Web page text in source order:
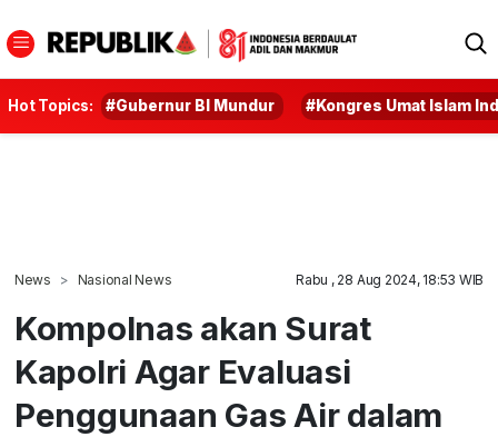
Hot Topics: #Gubernur BI Mundur #Kongres Umat Islam
News Nasional News Rabu , 28 Aug 2024, 18:53 WIB
Kompolnas akan Surat
Kapolri Agar Evaluasi
Penggunaan Gas Air dalam